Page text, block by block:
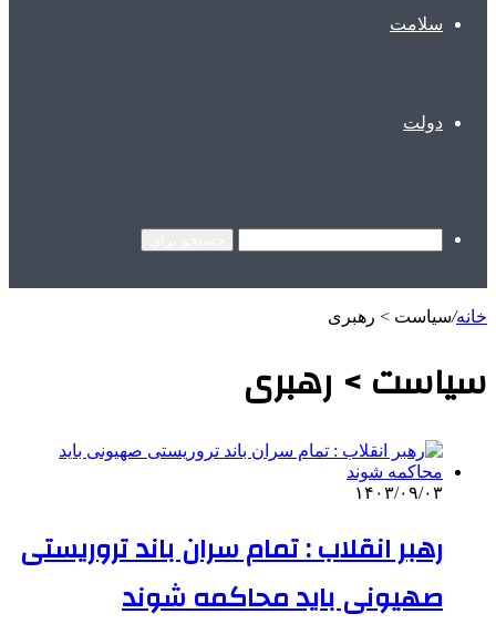
سلامت
دولت
خانه/سیاست > رهبری
سیاست > رهبری
۱۴۰۳/۰۹/۰۳
رهبر انقلاب : تمام سران باند تروریستی
صهیونی باید محاکمه شوند